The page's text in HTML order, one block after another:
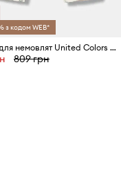
з кодом WEB*
Штани для немовлят United Colors of Benetton
809 грн